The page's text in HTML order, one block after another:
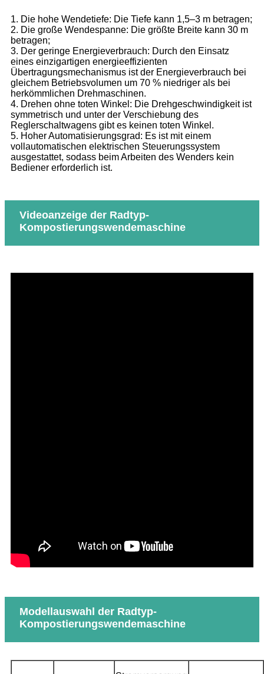
1. Die hohe Wendetiefe: Die Tiefe kann 1,5–3 m betragen;
2. Die große Wendespanne: Die größte Breite kann 30 m
betragen;
3. Der geringe Energieverbrauch: Durch den Einsatz
eines einzigartigen energieeffizienten
Übertragungsmechanismus ist der Energieverbrauch bei
gleichem Betriebsvolumen um 70 % niedriger als bei
herkömmlichen Drehmaschinen.
4. Drehen ohne toten Winkel: Die Drehgeschwindigkeit ist
symmetrisch und unter der Verschiebung des
Reglerschaltwagens gibt es keinen toten Winkel.
5. Hoher Automatisierungsgrad: Es ist mit einem
vollautomatischen elektrischen Steuerungssystem
ausgestattet, sodass beim Arbeiten des Wenders kein
Bediener erforderlich ist.
Videoanzeige der Radtyp-
Kompostierungswendemaschine
Modellauswahl der Radtyp-
Kompostierungswendemaschine